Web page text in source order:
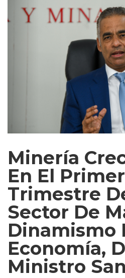
Minería
En El Primer
Trimestre
Sector De
Dinamismo
Economía,
Ministro